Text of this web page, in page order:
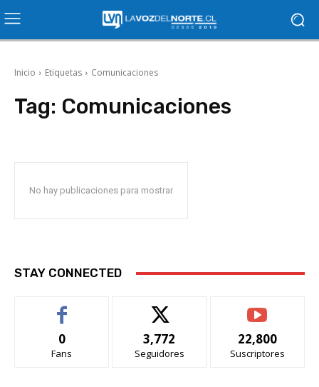
Inicio Etiquetas Comunicaciones
Tag: Comunicaciones
No hay publicaciones para mostrar
STAY CONNECTED
0
Fans
3,772
Seguidores
22,800
Suscriptores